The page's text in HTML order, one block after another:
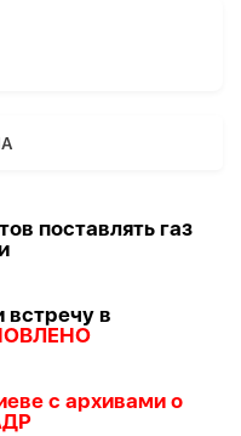
поставлять газ
встречу в
с архивами о